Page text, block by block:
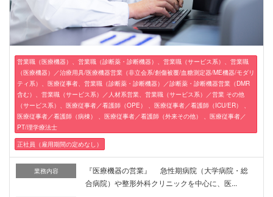
営業職（医療機器）、営業職（診断薬・診断機器）、営業職（サービス系）、営業職
（医療機器）／治療用具/医療機器営業（非立会系/創傷被覆/血糖測定器/ME機器/モダリ
ティ系）、医療従事者、営業職（診断薬・診断機器）／診断薬・診断機器営業（DMR
含む）、営業職（サービス系）／人材系営業、営業職（サービス系）／営業 その他
（サービス系）、医療従事者／看護師（OPE） 、医療従事者／看護師（ICU/ER） 、
医療従事者／看護師（病棟） 、医療従事者／看護師（外来その他） 、医療従事者／
PT/理学療法士
正社員（雇用期間の定めなし）
業務内容
『医療機器の営業』 急性期病院（大学病院・総
合病院）や整形外科クリニックを中心に、医...